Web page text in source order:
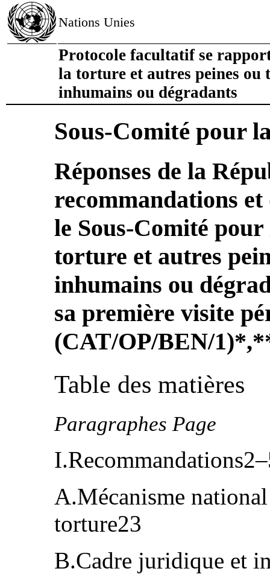
Nations Unies
Protocole facultatif se
la torture et autres peines ou
inhumains ou dégradants
Sous-Comité pour
Réponses de la
recommandations
le Sous-Comité
torture et autres
inhumains ou
sa première visite
(CAT/OP/BEN/
Table des matières
Paragraphes Page
A.Mécanisme
torture23
B.Cadre juridique et